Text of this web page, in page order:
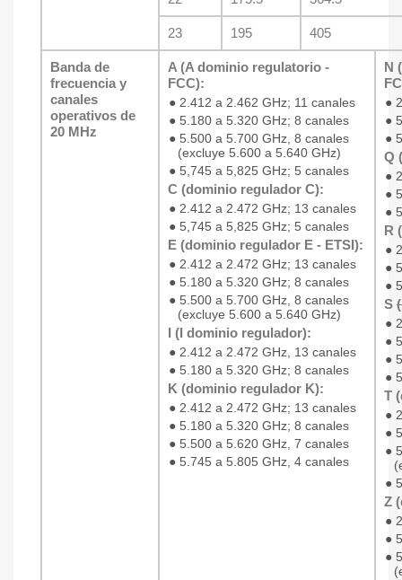
23 195 405
Banda de
frecuencia y
canales
operativos de
20 MHz
A (A dominio regulatorio -
FCC):
● 2.412 a 2.462 GHz; 11 canales
● 5.180 a 5.320 GHz; 8 canales
● 5.500 a 5.700 GHz, 8 canales
(excluye 5.600 a 5.640 GHz)
● 5,745 a 5,825 GHz; 5 canales
C (dominio regulador C):
● 2.412 a 2.472 GHz; 13 canales
● 5,745 a 5,825 GHz; 5 canales
E (dominio regulador E - ETSI):
● 2.412 a 2.472 GHz; 13 canales
● 5.180 a 5.320 GHz; 8 canales
● 5.500 a 5.700 GHz, 8 canales
(excluye 5.600 a 5.640 GHz)
I (I dominio regulador):
● 2.412 a 2.472 GHz, 13 canales
● 5.180 a 5.320 GHz; 8 canales
K (dominio regulador K):
● 2.412 a 2.472 GHz; 13 canales
● 5.180 a 5.320 GHz; 8 canales
● 5.500 a 5.620 GHz, 7 canales
● 5.745 a 5.805 GHz, 4 canales
N
●
●
●
Q
●
●
●
R
●
●
●
S
●
●
●
●
T
●
●
●
●
Z
●
●
●